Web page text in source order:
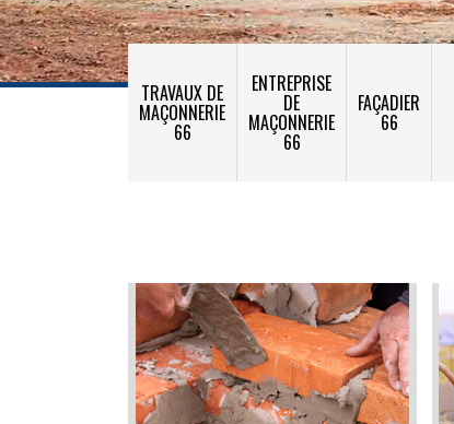
TRAVAUX DE
MAÇONNERIE
66
ENTREPRISE
DE
MAÇONNERIE
66
FAÇADIER
66